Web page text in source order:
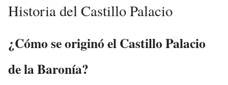
Historia del Castillo Palacio
¿Cómo se originó el Castillo Palacio
de la Baronía?